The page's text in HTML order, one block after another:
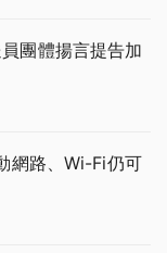
團體揚言提告加
網路、Wi-Fi仍可